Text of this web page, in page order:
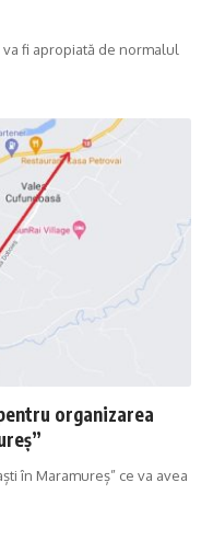
fi apropiată de normalul
organizarea
în Maramureș” ce va avea